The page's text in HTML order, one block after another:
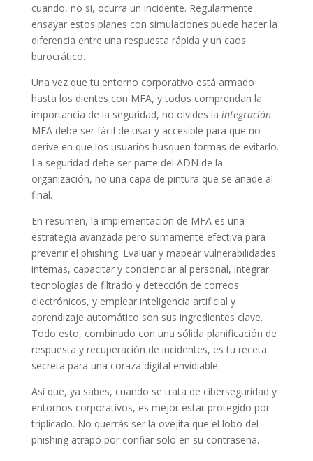
cuando, no si, ocurra un incidente. Regularmente
ensayar estos planes con simulaciones puede hacer la
diferencia entre una respuesta rápida y un caos
burocrático.
Una vez que tu entorno corporativo está armado
hasta los dientes con MFA, y todos comprendan la
importancia de la seguridad, no olvides la integración.
MFA debe ser fácil de usar y accesible para que no
derive en que los usuarios busquen formas de evitarlo.
La seguridad debe ser parte del ADN de la
organización, no una capa de pintura que se añade al
final.
En resumen, la implementación de MFA es una
estrategia avanzada pero sumamente efectiva para
prevenir el phishing. Evaluar y mapear vulnerabilidades
internas, capacitar y concienciar al personal, integrar
tecnologías de filtrado y detección de correos
electrónicos, y emplear inteligencia artificial y
aprendizaje automático son sus ingredientes clave.
Todo esto, combinado con una sólida planificación de
respuesta y recuperación de incidentes, es tu receta
secreta para una coraza digital envidiable.
Así que, ya sabes, cuando se trata de ciberseguridad y
entornos corporativos, es mejor estar protegido por
triplicado. No querrás ser la ovejita que el lobo del
phishing atrapó por confiar solo en su contraseña.